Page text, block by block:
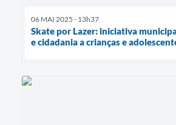
06 MAI 2025 - 13h37
Skate por Lazer: iniciativa
e cidadania a crianças e